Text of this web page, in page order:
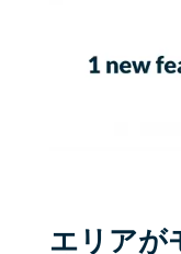
エリアが